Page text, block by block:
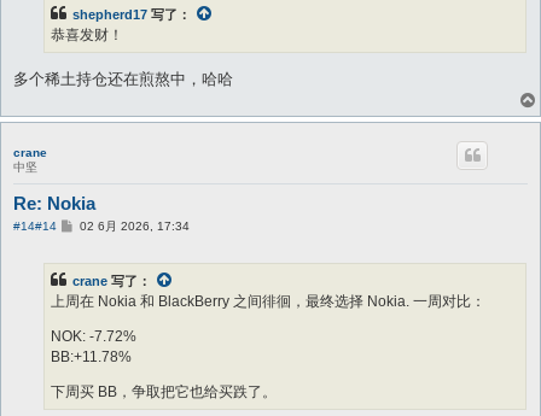
shepherd17 写了：
恭喜发财！
多个稀土持仓还在煎熬中，哈哈
crane
中坚
Re: Nokia
#14#14
帖
02 6月 2026, 17:34
crane 写了：
上周在 Nokia 和 BlackBerry 之间徘徊，最终选择 Nokia. 一周对比：
NOK: -7.72%
BB:+11.78%
下周买 BB，争取把它也给买跌了。